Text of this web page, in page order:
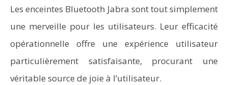
Les enceintes Bluetooth Jabra sont tout simplement
une merveille pour les utilisateurs. Leur efficacité
opérationnelle offre une expérience utilisateur
particulièrement satisfaisante, procurant une
véritable source de joie à l’utilisateur.